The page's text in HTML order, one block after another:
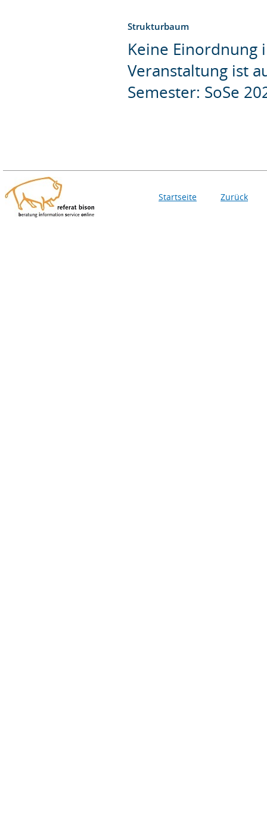
Strukturbaum
Keine Einordnung
Veranstaltung ist
Semester: SoSe
Startseite Zurück